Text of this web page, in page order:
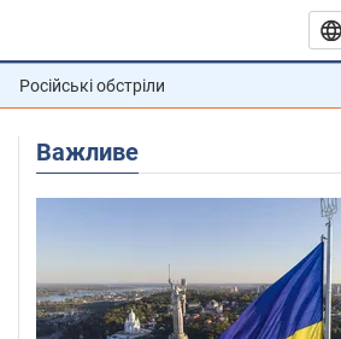
Російські обстріли
Важливе